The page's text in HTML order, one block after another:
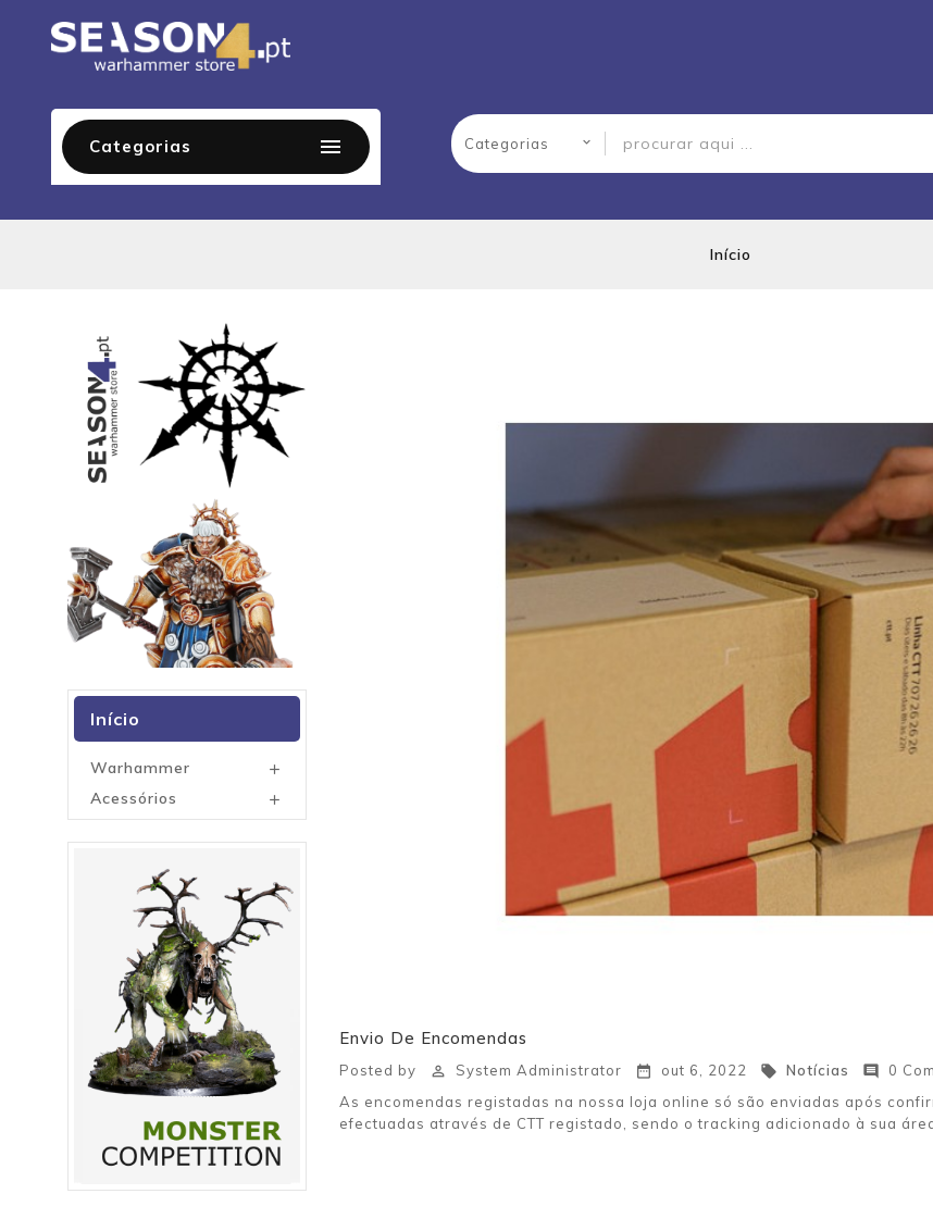
Categorias 
Início
Início
Warhammer 
Acessórios 
Envio De Encomendas
Posted by  System Administrator  out 6, 2022  Notícias 
0
As encomendas registadas na nossa loja online só são enviadas após
efectuadas através de CTT registado, sendo o tracking adicionado à sua